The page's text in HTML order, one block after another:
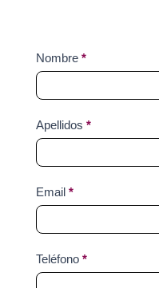
Contact
Us
Nombre *
Apellidos *
Email *
Teléfono *